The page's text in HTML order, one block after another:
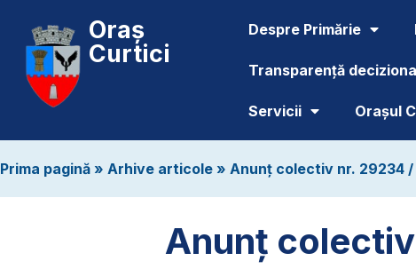
Oraș
Curtici
Despre Primărie
Transparență
Servicii Orașul
Prima pagină » Arhive articole » Anunț colectiv nr. 29234 /
Anunț